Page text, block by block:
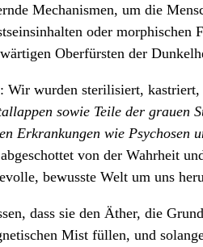
Mechanismen, um die
oder morphischen
Oberfürsten der
Wir wurden sterilisiert, kastriert,
sowie Teile der grauen
Erkrankungen wie
von der Wahrheit
bewusste Welt um uns
dass sie den Äther, die
Mist füllen, und